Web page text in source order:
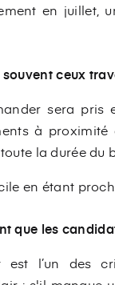
en juillet,
ceux
sera
à
la durée du
en étant
que les
l’un des